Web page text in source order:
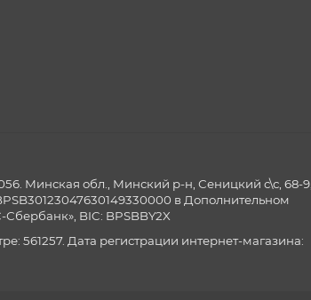
Минская обл., Минский р-н, Сеницкий с\с, 68-9,
в Дополнительном
BIC: BPSBBY2X
561257. Дата регистрации интернет-магазина: